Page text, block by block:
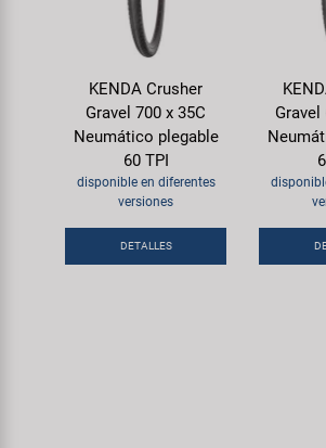
KENDA Crusher
Gravel 700 x 35C
Neumático plegable
60 TPI
disponible en diferentes
versiones
DETALLES
Gravel